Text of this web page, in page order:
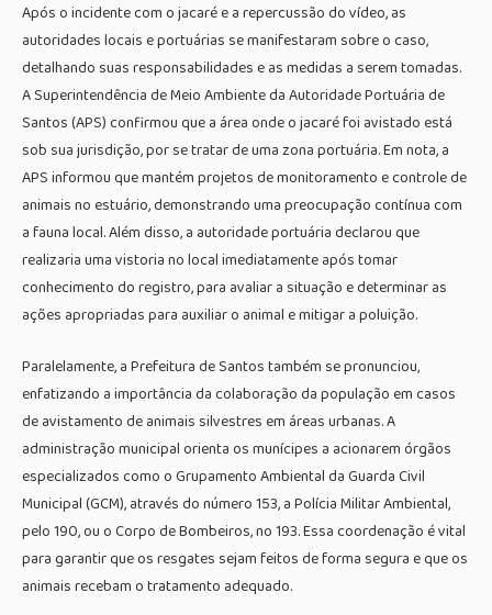
Após o incidente com o jacaré e a repercussão do vídeo, as
autoridades locais e portuárias se manifestaram sobre o caso,
detalhando suas responsabilidades e as medidas a serem tomadas.
A Superintendência de Meio Ambiente da Autoridade Portuária de
Santos (APS) confirmou que a área onde o jacaré foi avistado está
sob sua jurisdição, por se tratar de uma zona portuária. Em nota, a
APS informou que mantém projetos de monitoramento e controle de
animais no estuário, demonstrando uma preocupação contínua com
a fauna local. Além disso, a autoridade portuária declarou que
realizaria uma vistoria no local imediatamente após tomar
conhecimento do registro, para avaliar a situação e determinar as
ações apropriadas para auxiliar o animal e mitigar a poluição.
Paralelamente, a Prefeitura de Santos também se pronunciou,
enfatizando a importância da colaboração da população em casos
de avistamento de animais silvestres em áreas urbanas. A
administração municipal orienta os munícipes a acionarem órgãos
especializados como o Grupamento Ambiental da Guarda Civil
Municipal (GCM), através do número 153, a Polícia Militar Ambiental,
pelo 190, ou o Corpo de Bombeiros, no 193. Essa coordenação é vital
para garantir que os resgates sejam feitos de forma segura e que os
animais recebam o tratamento adequado.